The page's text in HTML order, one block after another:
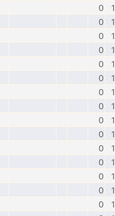
0
0
0
0
0
0
0
0
0
0
0
0
0
0
0